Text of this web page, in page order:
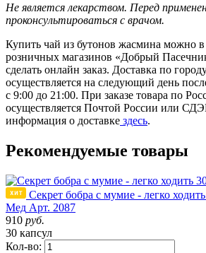
Не является лекарством. Перед
проконсультироваться с врачом.
Купить чай из бутонов жасмина можно
розничных магазинов «Добрый
сделать онлайн заказ. Доставка по
осуществляется на следующий день
с 9:00 до 21:00. При заказе товара по
осуществляется Почтой России или
информация о доставке здесь.
Рекомендуемые товары
Секрет бобра с мумие - легко
Мед Арт. 2087
910 руб.
30 капсул
Кол-во: